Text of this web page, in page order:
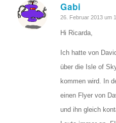
Gabi
sagte:
26. Februar 2013 um
Hi Ricarda,
Ich hatte von
über die Isle of
kommen wird. In
einen Flyer von
und ihn gleich